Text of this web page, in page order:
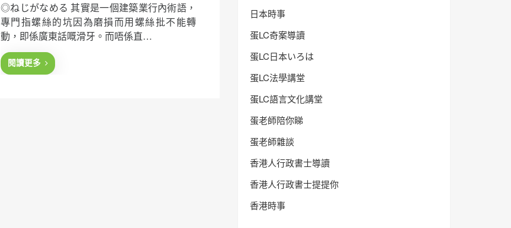
s
t
e
d
n
◎ねじがなめる 其實是一個建築業行內術語，
專門指螺絲的坑因為磨損而用螺絲批不能轉
動，即係廣東話嘅滑牙。而唔係直…
閱讀更多
日本時事
蛋LC奇案導讀
蛋LC日本いろは
蛋LC法學講堂
蛋LC語言文化講堂
蛋老師陪你睇
蛋老師雜談
香港人行政書士導讀
香港人行政書士提提你
香港時事